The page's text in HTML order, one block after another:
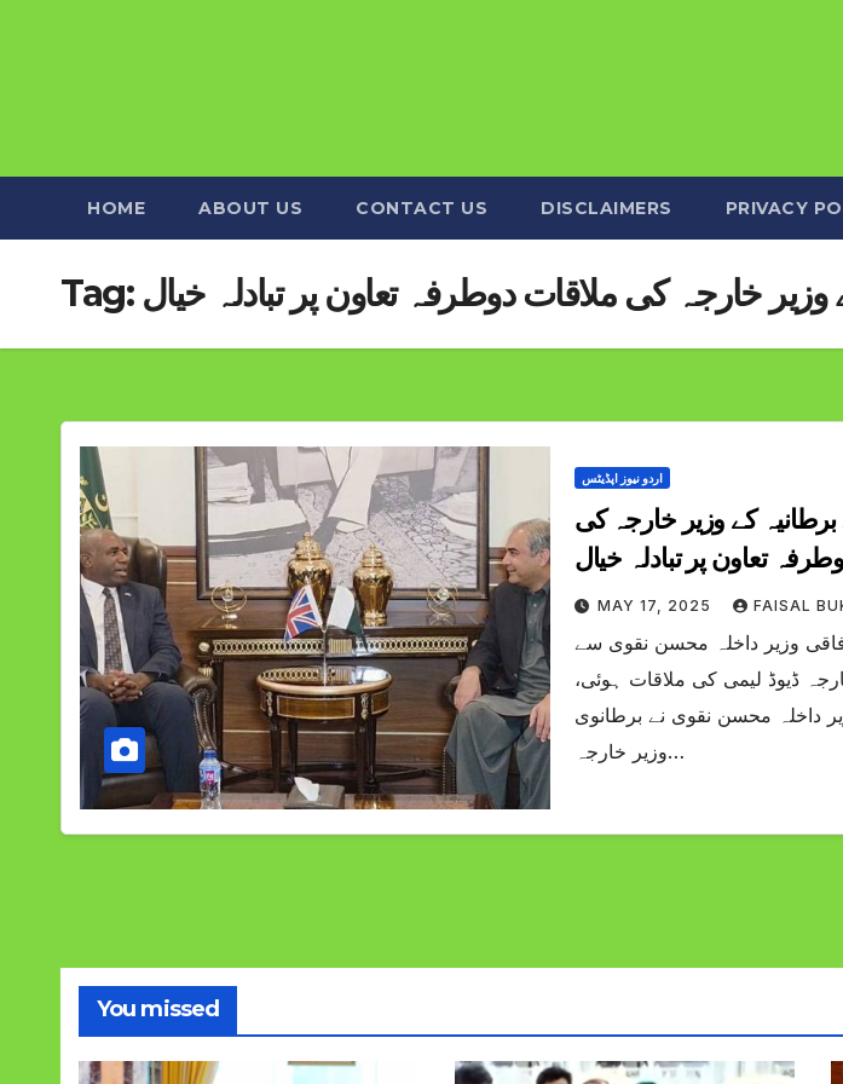
HOME ABOUT US CONTACT US DISCLAIMERS PRIVACY
Tag: خارجہ کی ملاقات دوطرفہ تعاون پر تبادلہ خیال
اردو نیوز اپڈیٹس
کے وزیر خارجہ کی
تعاون پر تبادلہ خیال
MAY 17, 2025 FAISAL
وزیر داخلہ محسن نقوی سے
ڈیوڈ لیمی کی ملاقات ہوئی،
داخلہ محسن نقوی نے برطانوی
وزیر خارجہ…
You missed